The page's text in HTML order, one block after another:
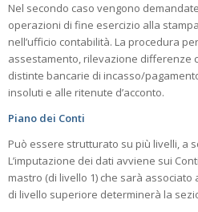
Nel secondo caso vengono
operazioni di fine esercizio alla
nell’ufficio contabilità. La procedura
assestamento, rilevazione differenze
distinte bancarie di incasso/
insoluti e alle ritenute d’acconto.
Piano dei Conti
Può essere strutturato su più livelli, a
L’imputazione dei dati avviene sui
mastro (di livello 1) che sarà
di livello superiore determinerà la